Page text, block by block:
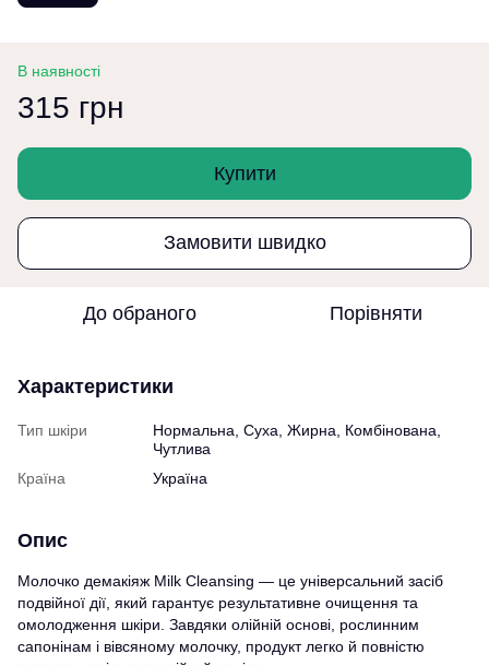
В наявності
315 грн
Купити
Замовити швидко
До обраного Порівняти
Характеристики
Тип шкіри
Нормальна, Суха, Жирна, Комбінована,
Чутлива
Країна
Україна
Опис
Молочко демакіяж Milk Cleansing — це універсальний засіб
подвійної дії, який гарантує результативне очищення та
омолодження шкіри. Завдяки олійній основі, рослинним
сапонінам і вівсяному молочку, продукт легко й повністю